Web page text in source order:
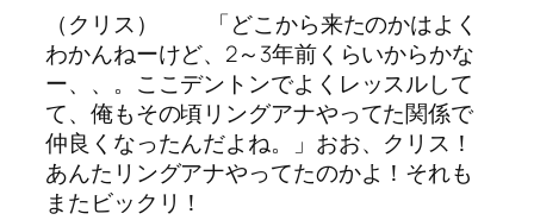
（クリス） 「どこから来たのかはよく
わかんねーけど、2～3年前くらいからかな
ー、、。ここデントンでよくレッスルして
て、俺もその頃リングアナやってた関係で
仲良くなったんだよね。」おお、クリス！
あんたリングアナやってたのかよ！それも
またビックリ！